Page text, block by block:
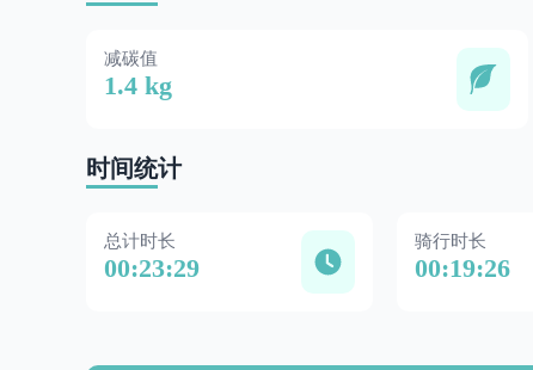
减碳值
1.4 kg
时间统计
总计时长
00:23:29
骑行时长
00:19:26